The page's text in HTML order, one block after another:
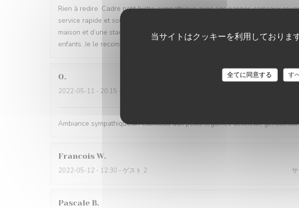
当サイトはクッキーを利用しておりま
全てに同意する す
Rien à redire. Cadre petit bistro sympathique avec ses nappes carreaux
service rapide et souriant. Fidèle adepte du carpaccio, celui ci est excellent
maison et d’une stade exceptionnellement bien assaisonnée. Cela va
enfants. Je le recommande sans retenue
O
2022-05-11 - 20:15 - ゲスト 5
Ambiance sympathique,un cabillaud aux petits légumes délicieux,
Francois W
2022-05-12 - 12:30 - ゲスト 2
Pascale B